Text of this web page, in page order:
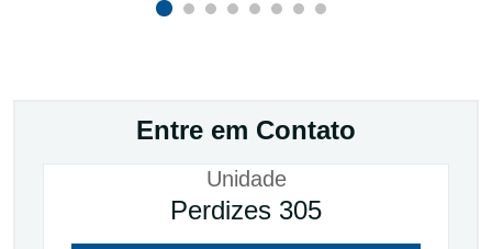
Entre em Contato
Unidade
Perdizes 305